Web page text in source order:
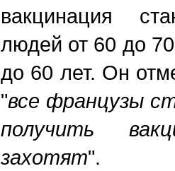
вакцинация
людей от 60 до
до 60 лет. Он
"все французы
получить
захотят".